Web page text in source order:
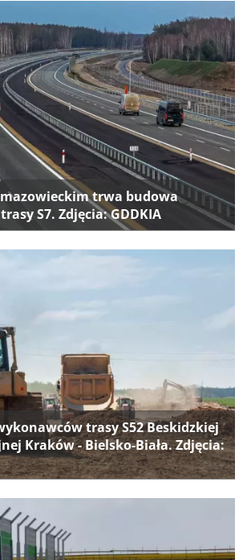
trwa budowa
S7. Zdjęcia: GDDKIA
trasy S52 Beskidzkiej
Kraków - Bielsko-Biała. Zdjęcia: